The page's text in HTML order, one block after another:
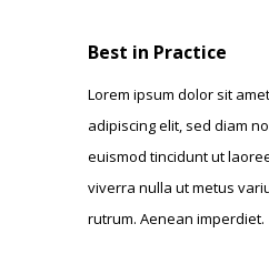
Best in Practice
Lorem ipsum dolor sit
adipiscing elit, sed diam
euismod tincidunt ut
viverra nulla ut metus
rutrum. Aenean imperdiet.